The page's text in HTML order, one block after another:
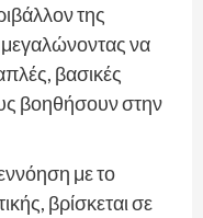
της
μεγαλώνοντας να
βασικές
βοηθήσουν στην
με το
βρίσκεται σε